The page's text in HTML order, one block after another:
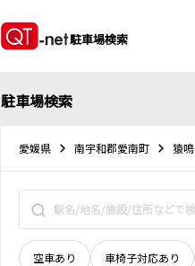
駐車場検索
駐車場検索
愛媛県 南宇和郡愛南町 猿鳴
空車あり 車椅子対応あり